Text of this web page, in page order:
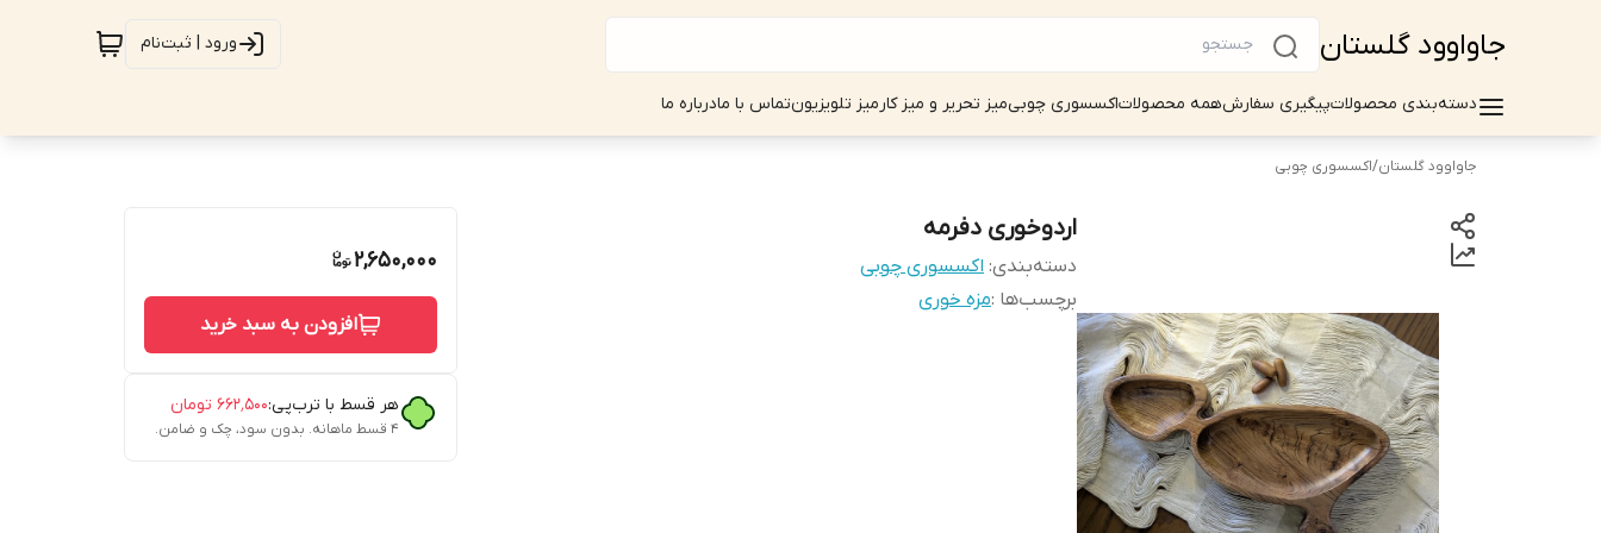
جاواوود گلستان ورود | ثبت‌نام
دسته‌بندی محصولاتپیگیری سفارشهمه محصولاتاکسسوری چوبیمیز تحریر و میز کارمیز تلویزیونتماس با مادرباره ما
جاواوود گلستان/اکسسوری چوبی
اردوخوری دفرمه
دسته‌بندی: اکسسوری چوبی
برچسب‌ها :مزه خوری
2,650,000
افزودن به سبد خرید
هر قسط با ترب‌پی:۶۶۲٬۵۰۰ تومان
۴ قسط ماهانه. بدون سود، چک و ضامن.